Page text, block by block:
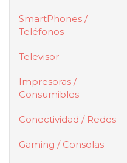
SmartPhones /
Teléfonos
Televisor
Impresoras /
Consumibles
Conectividad / Redes
Gaming / Consolas